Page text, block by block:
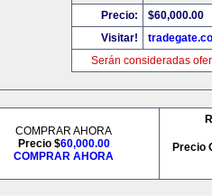
Precio:
$60,000.00
Visitar!
Serán consideradas
COMPRAR AHORA
Precio $60,000.00
COMPRAR AHORA
Precio